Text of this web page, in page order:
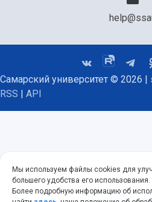
Самарский университет © 2026 |
RSS | API
Мы используем файлы cookies для
большего удобства его использования.
Более подробную информацию об